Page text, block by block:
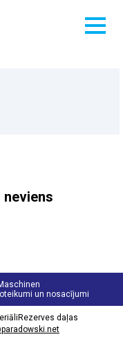
un nosacījumi
Rezerves daļas